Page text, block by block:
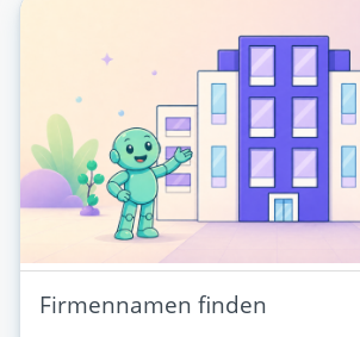
Firmennamen finden